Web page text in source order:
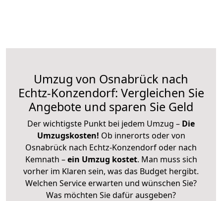
Umzug von Osnabrück nach
Echtz-Konzendorf: Vergleichen Sie
Angebote und sparen Sie Geld
Der wichtigste Punkt bei jedem Umzug – Die
Umzugskosten! Ob innerorts oder von
Osnabrück nach Echtz-Konzendorf oder nach
Kemnath –ein Umzug kostet. Man muss sich
vorher im Klaren sein, was das Budget hergibt.
Welchen Service erwarten und wünschen Sie?
Was möchten Sie dafür ausgeben?